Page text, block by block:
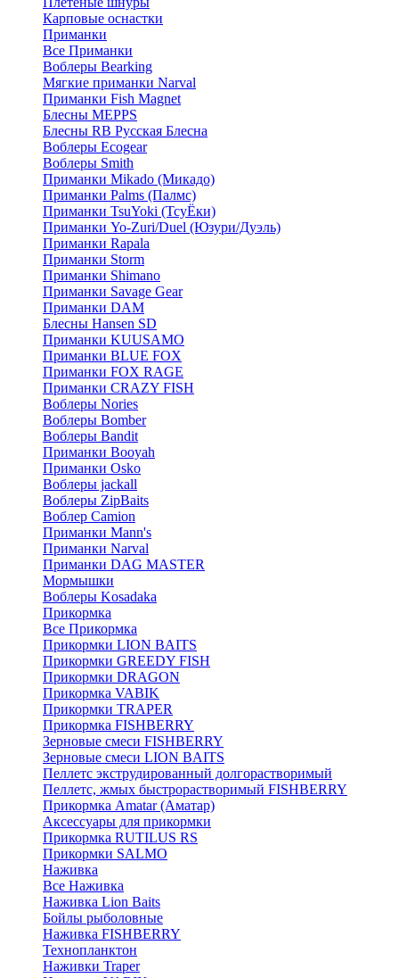
Карповые оснастки
Приманки
Все Приманки
Воблеры Bearking
Мягкие приманки Narval
Приманки Fish Magnet
Блесны MEPPS
Блесны RB Русская Блесна
Воблеры Ecogear
Воблеры Smith
Приманки Mikado (Микадо)
Приманки Palms (Палмс)
Приманки TsuYoki (ТсуЁки)
Приманки Yo-Zuri/Duel (Юзури/Дуэль)
Приманки Rapala
Приманки Storm
Приманки Shimano
Приманки Savage Gear
Приманки DAM
Блесны Hansen SD
Приманки KUUSAMO
Приманки BLUE FOX
Приманки FOX RAGE
Приманки CRAZY FISH
Воблеры Nories
Воблеры Bomber
Воблеры Bandit
Приманки Booyah
Приманки Osko
Воблеры jackall
Воблеры ZipBaits
Воблер Camion
Приманки Mann's
Приманки Narval
Приманки DAG MASTER
Мормышки
Воблеры Kosadaka
Прикормка
Все Прикормка
Прикормки LION BAITS
Прикормки GREEDY FISH
Прикормки DRAGON
Прикормка VABIK
Прикормки TRAPER
Прикормка FISHBERRY
Зерновые смеси FISHBERRY
Зерновые смеси LION BAITS
Пеллетс экструдированный долгорастворимый
Пеллетс, жмых быстрорастворимый FISHBERRY
Прикормка Amatar (Аматар)
Аксессуары для прикормки
Прикормка RUTILUS RS
Прикормки SALMO
Наживка
Все Наживка
Наживка Lion Baits
Бойлы рыболовные
Наживка FISHBERRY
Технопланктон
Наживки Traper